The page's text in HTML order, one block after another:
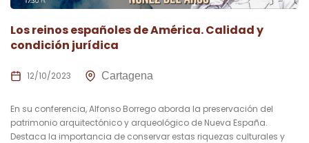
Los reinos españoles de América. Calidad y
condición jurídica
12/10/2023 Cartagena
En su conferencia, Alfonso Borrego aborda la preservación del
patrimonio arquitectónico y arqueológico de Nueva España.
Destaca la importancia de conservar estas riquezas culturales y